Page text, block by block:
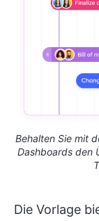
Behalten Sie mit
Dashboards den
Die Vorlage